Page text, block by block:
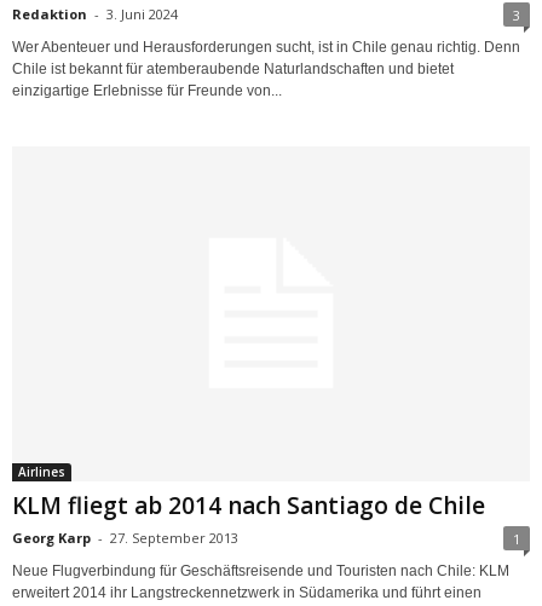
Redaktion - 3. Juni 2024 3
Wer Abenteuer und Herausforderungen sucht, ist in Chile genau richtig. Denn
Chile ist bekannt für atemberaubende Naturlandschaften und bietet
einzigartige Erlebnisse für Freunde von...
Airlines
KLM fliegt ab 2014 nach Santiago de Chile
Georg Karp - 27. September 2013 1
Neue Flugverbindung für Geschäftsreisende und Touristen nach Chile: KLM
erweitert 2014 ihr Langstreckennetzwerk in Südamerika und führt einen